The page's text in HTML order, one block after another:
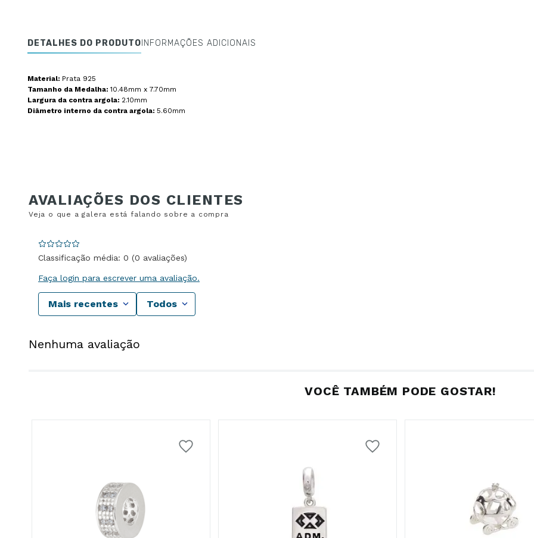
DETALHES DO PRODUTO INFORMAÇÕES ADICIONAIS
Material: Prata 925
Tamanho da Medalha:10.48mm x 7.70mm
Largura da contra argola: 2.10mm
Diâmetro interno da contra argola: 5.60mm
Classificação média: 0 (0 avaliações)
Faça login para escrever uma avaliação.
Mais recentes Todos
Nenhuma avaliação
VOCÊ TAMBÉM PODE GOSTAR!